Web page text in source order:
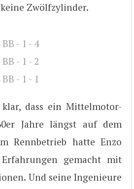
Zwölfzylinder.
dass ein Mittelmotor-
Jahre längst auf dem
Rennbetrieb hatte Enzo
gemacht mit
Und seine Ingenieure